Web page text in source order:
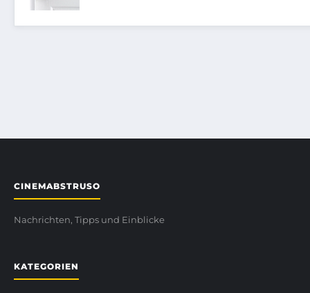
CINEMABSTRUSO
Nachrichten, Tipps und Einblicke
KATEGORIEN